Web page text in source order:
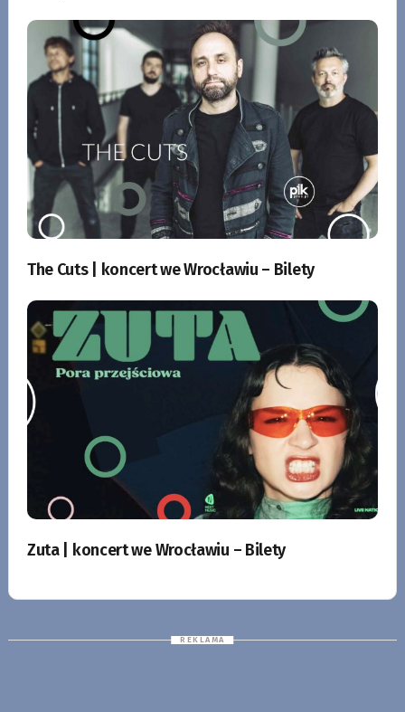
The Cuts | koncert we Wrocławiu – Bilety
Zuta | koncert we Wrocławiu – Bilety